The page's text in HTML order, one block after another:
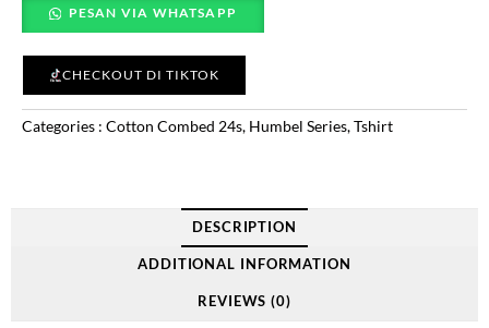
PESAN VIA WHATSAPP
CHECKOUT DI TIKTOK
Categories : Cotton Combed 24s, Humbel Series,Tshirt
DESCRIPTION
ADDITIONAL INFORMATION
REVIEWS (0)